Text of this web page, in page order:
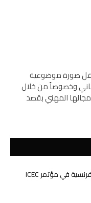
صورة موضوعية
وخصوصاً من خلال
المهني بقصد
إبنة الفيحاء سنا حسن خالد تمثل جامعة أرتوا الفرنسية في مؤتمر ICEC